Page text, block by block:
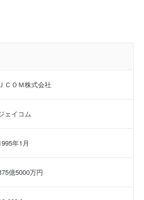
ＪＣＯＭ株式会社
ェイコム
年1月
億5000万円